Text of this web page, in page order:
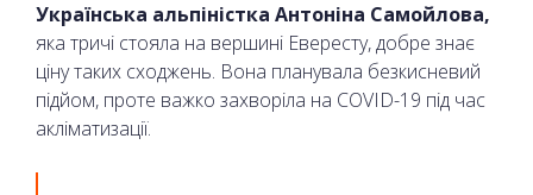
Українська альпіністка Антоніна Самойлова,
яка тричі стояла на вершині Евересту, добре знає
ціну таких сходжень. Вона планувала безкисневий
підйом, проте важко захворіла на COVID-19 під час
акліматизації.